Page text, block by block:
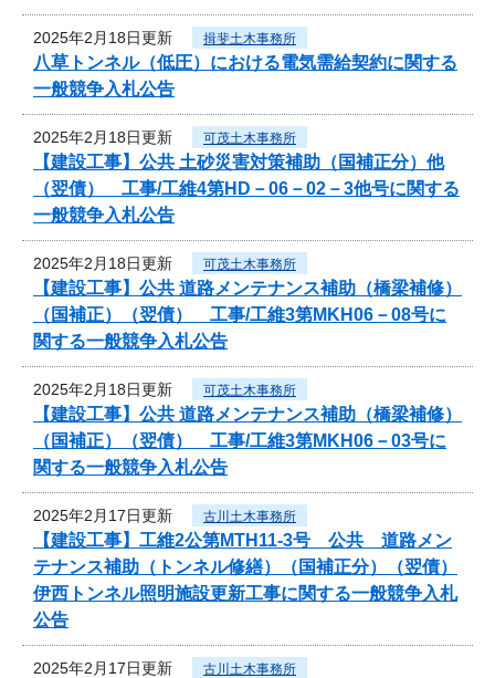
2025年2月18日更新 揖斐土木事務所
八草トンネル（低圧）における電気需給契約に関する
一般競争入札公告
2025年2月18日更新 可茂土木事務所
【建設工事】公共 土砂災害対策補助（国補正分）他
（翌債） 工事/工維4第HD－06－02－3他号に関する
一般競争入札公告
2025年2月18日更新 可茂土木事務所
【建設工事】公共 道路メンテナンス補助（橋梁補修）
（国補正）（翌債） 工事/工維3第MKH06－08号に
関する一般競争入札公告
2025年2月18日更新 可茂土木事務所
【建設工事】公共 道路メンテナンス補助（橋梁補修）
（国補正）（翌債） 工事/工維3第MKH06－03号に
関する一般競争入札公告
2025年2月17日更新 古川土木事務所
【建設工事】工維2公第MTH11-3号 公共 道路メン
テナンス補助（トンネル修繕）（国補正分）（翌債）
伊西トンネル照明施設更新工事に関する一般競争入札
公告
2025年2月17日更新 古川土木事務所